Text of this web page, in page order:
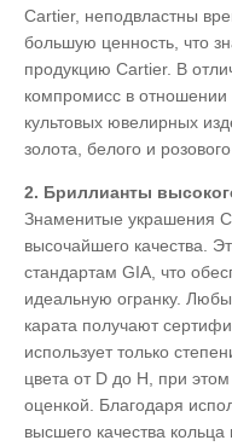
Cartier, неподвластны
большую ценность, что
продукцию Cartier. В
компромисс в отношении
культовых ювелирных
золота, белого и
2. Бриллианты
Знаменитые украшения
высочайшего качества.
стандартам GIA, что
идеальную огранку.
карата получают
использует только
цвета от D до H, при
оценкой. Благодаря
высшего качества